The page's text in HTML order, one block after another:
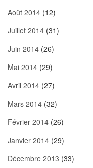
Août 2014 (12)
Juillet 2014 (31)
Juin 2014 (26)
Mai 2014 (29)
Avril 2014 (27)
Mars 2014 (32)
Février 2014 (26)
Janvier 2014 (29)
Décembre 2013 (33)